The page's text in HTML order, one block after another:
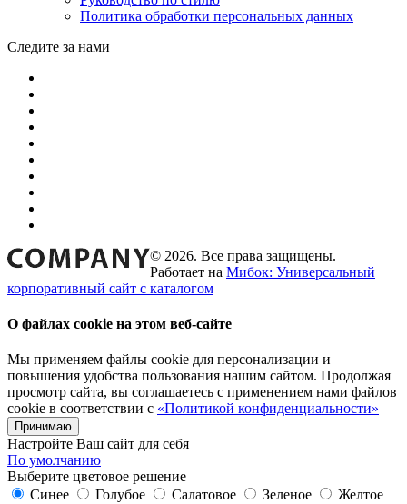
Политика обработки персональных данных
Следите за нами
© 2026. Все права защищены.
Работает на Мибок: Универсальный
корпоративный сайт с каталогом
О файлах cookie на этом веб-сайте
Мы применяем файлы cookie для персонализации и
повышения удобства пользования нашим сайтом. Продолжая
просмотр сайта, вы соглашаетесь с применением нами файлов
cookie в соответствии с «Политикой конфиденциальности»
Принимаю
Настройте Ваш сайт для себя
По умолчанию
Выберите цветовое решение
Синее
Голубое Салатовое Зеленое
Желтое